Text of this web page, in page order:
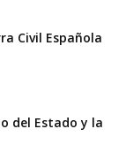
Civil Española
del Estado y la